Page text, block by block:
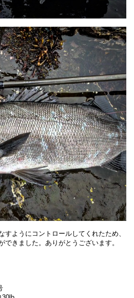
すようにコントロールしてくれたため、
できました。ありがとうございます。